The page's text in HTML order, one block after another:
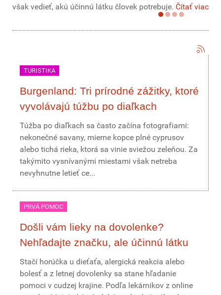
však vedieť, akú účinnú látku človek potrebuje. Čítať viac
TURISTIKA
Burgenland: Tri prírodné zážitky, ktoré
vyvolávajú túžbu po diaľkach
Túžba po diaľkach sa často začína fotografiami:
nekonečné savany, mierne kopce plné cyprusov
alebo tichá rieka, ktorá sa vinie sviežou zeleňou. Za
takýmito vysnívanými miestami však netreba
nevyhnutne letieť ce...
PRVÁ POMOC
Došli vám lieky na dovolenke?
Nehľadajte značku, ale účinnú látku
Stačí horúčka u dieťaťa, alergická reakcia alebo
bolesť a z letnej dovolenky sa stane hľadanie
pomoci v cudzej krajine. Podľa lekárnikov z online